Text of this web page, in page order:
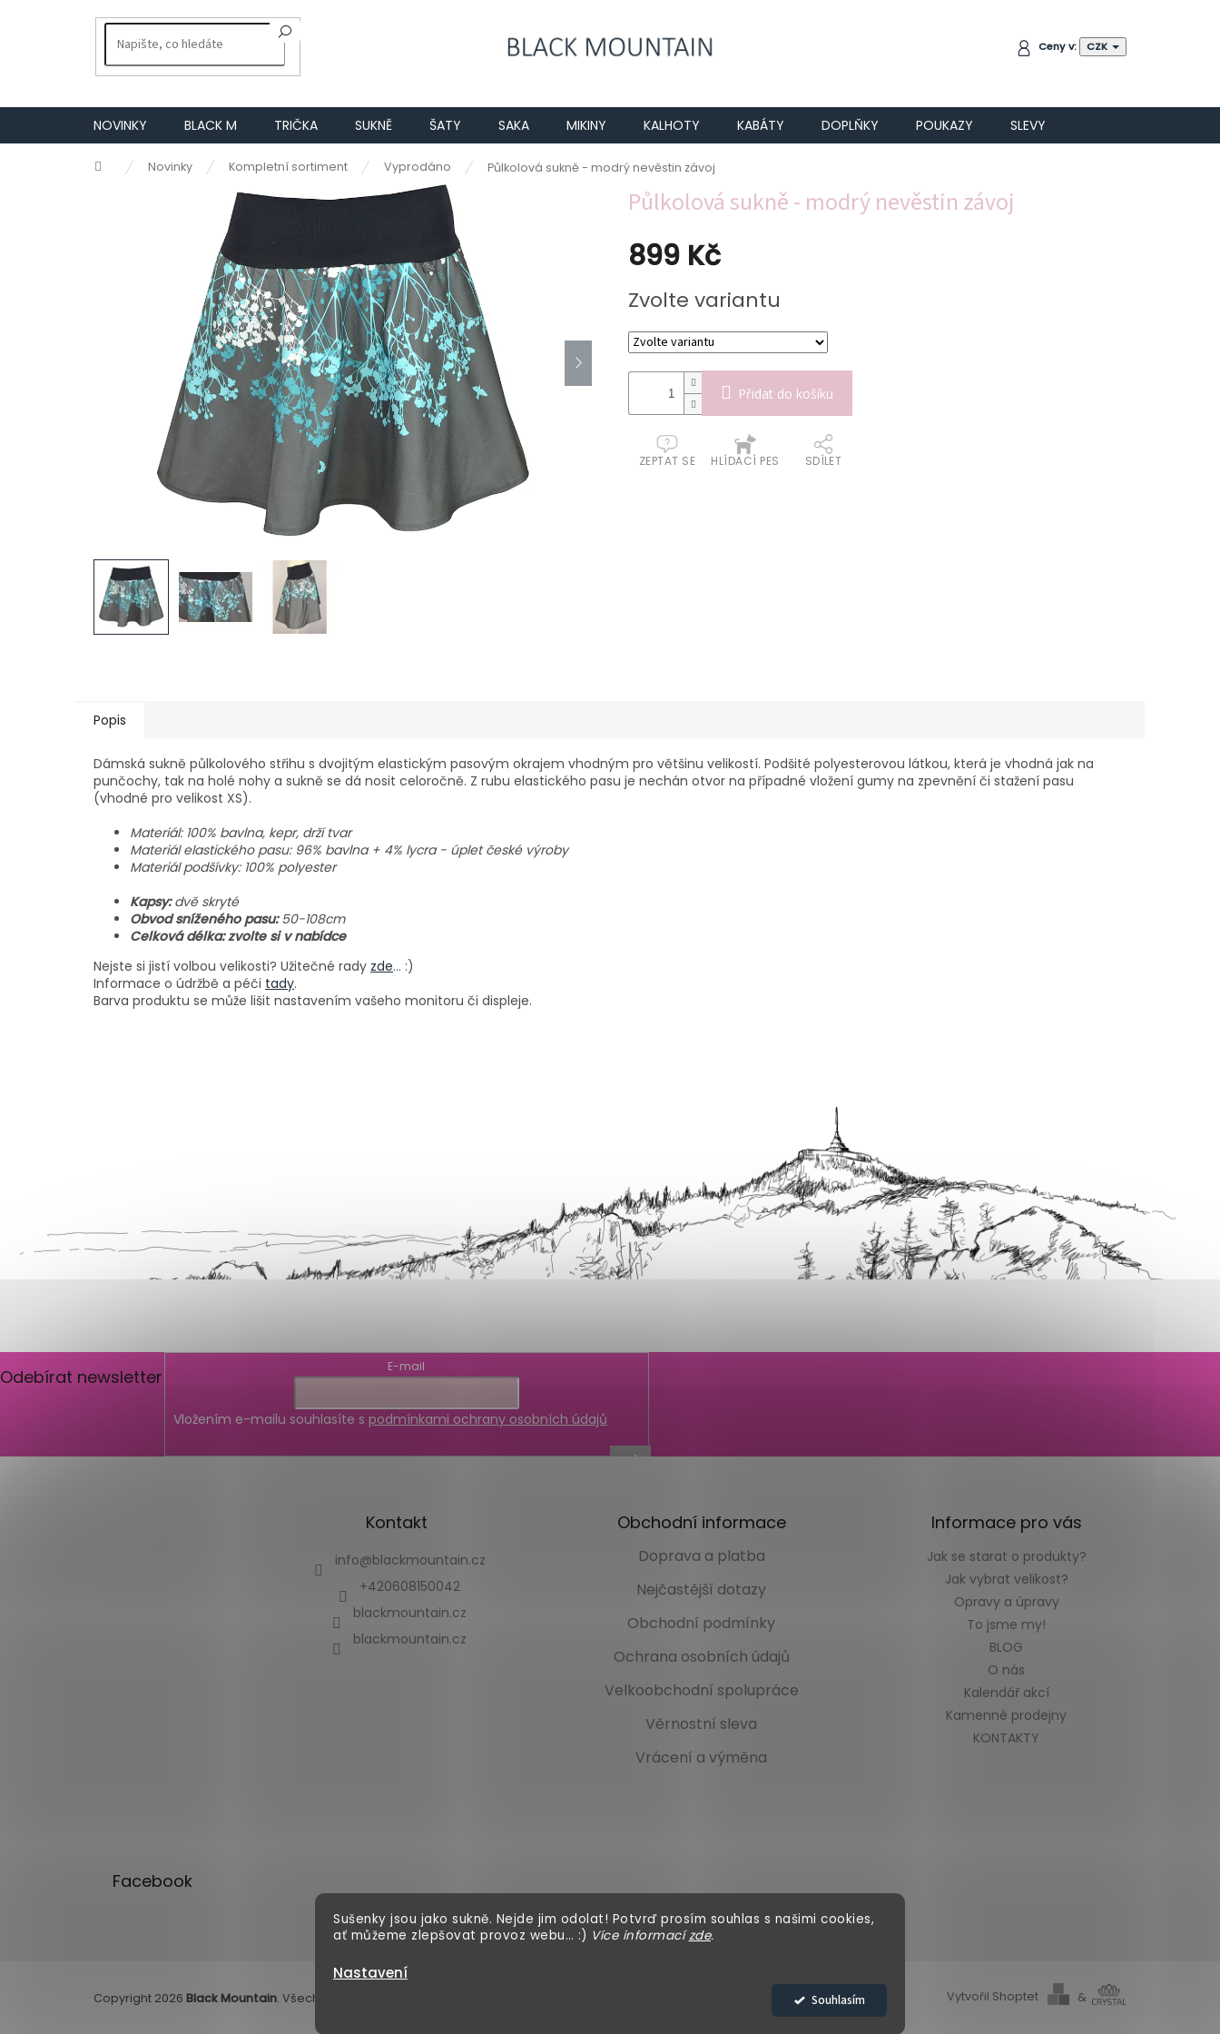
Sušenky jsou jako sukně. Nejde jim odolat! Potvrď prosím souhlas s našimi cookies,
ať můžeme zlepšovat provoz webu… :) Více informacízde.
Nastavení
Souhlasím
NÁKUPNÍCeny v: CZK
NOVINKY BLACK M TRIČKA SUKNĚ ŠATY SAKA MIKINY KALHOTY KABÁTY DOPLŇKY POUKAZY SLEVY
Domů Novinky Kompletní sortiment Vyprodáno Půlkolová sukně - modrý nevěstin závoj
Půlkolová sukně - modrý nevěstin závoj
899 Kč
cena:
Zvolte variantu
Přidat do košíku
ZEPTAT SE HLÍDACÍ PES SDÍLET
Popis
Dámská sukně půlkolového střihu s dvojitým elastickým pasovým okrajem vhodným pro většinu velikostí. Podšité polyesterovou látkou, která je vhodná jak na
punčochy, tak na holé nohy a sukně se dá nosit celoročně. Z rubu elastického pasu je nechán otvor na případné vložení gumy na zpevnění či stažení pasu
(vhodné pro velikost XS).
Materiál: 100% bavlna, kepr, drží tvar
Materiál elastického pasu: 96% bavlna + 4% lycra - úplet české výroby
Materiál podšívky: 100% polyester
Kapsy:dvě skryté
Obvod sníženého pasu: 50-108cm
Celková délka: zvolte si v nabídce
Nejste si jistí volbou velikosti? Užitečné rady zde... :)
Informace o údržbě a péči tady.
Barva produktu se může lišit nastavením vašeho monitoru či displeje.
Odebírat newsletter E-mail
Vložením e-mailu souhlasíte s podmínkami ochrany osobních údajů
Kontakt
info@blackmountain.cz
+420608150042
blackmountain.cz
blackmountain.cz
Obchodní informace
Doprava a platba
Nejčastější dotazy
Obchodní podmínky
Ochrana osobních údajů
Velkoobchodní spolupráce
Věrnostní sleva
Vrácení a výměna
Informace pro vás
Jak se starat o produkty?
Jak vybrat velikost?
Opravy a úpravy
To jsme my!
BLOG
O nás
Kalendář akcí
Kamenné prodejny
KONTAKTY
Facebook
Vytvořil Shoptet &
Copyright 2026 Black Mountain. Všechna práva vyhrazena.